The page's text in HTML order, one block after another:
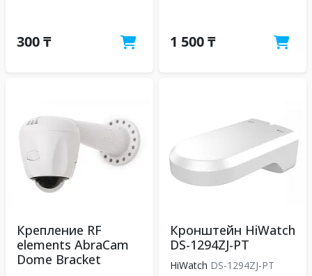
300 ₸ 1 500 ₸
Крепление RF
elements AbraCam
Dome Bracket
Кронштейн HiWatch
DS-1294ZJ-PT
HiWatch DS-1294ZJ-PT